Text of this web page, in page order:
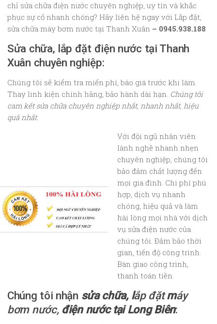
chỉ sửa chữa điện nước chuyên nghiệp, uy tín và khắc
phục sự cố nhanh chóng? Hãy liên hệ ngay với Lắp đặt,
sửa chữa máy bơm nước tại Thanh Xuân – 0945.938.188
Sửa chữa, lắp đặt điện nước tại Thanh
Xuân chuyên nghiệp:
Chúng tôi sẽ kiểm tra miển phí, báo giá trước khi làm.
Thay linh kiện chính hãng, bảo hành dài hạn. Chúng tôi
cam kết sửa chữa chuyên nghiệp nhất, nhanh nhất, hiệu
quả nhất.
Với đội ngũ nhân viên
lành nghề nhanh nhẹn
chuyên nghiệp, chúng tôi
bảo đảm chất lượng đến
mọi gia đình. Chi phí phù
hợp, dịch vụ nhanh
chóng, hiệu quả và làm
hài lòng mọi nhà với dịch
vụ sửa điện nước của
chúng tôi. Đảm bảo thời
gian, tiến độ công trình.
Bàn giao công trình,
thanh toán tiền.
Chúng tôi nhận sửa chữa, lắp đặt máy
bơm nước, điện nước tại Long Biên: